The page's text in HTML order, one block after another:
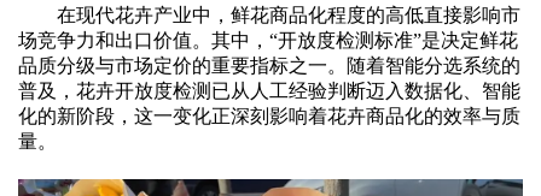
在现代花卉产业中，鲜花商品化程度的高低直接影响市
场竞争力和出口价值。其中， “开放度检测标准”是决定鲜花
品质分级与市场定价的重要指标之一。随着智能分选系统的
普及，花卉开放度检测已从人工经验判断迈入数据化、智能
化的新阶段，这一变化正深刻影响着花卉商品化的效率与质
量。